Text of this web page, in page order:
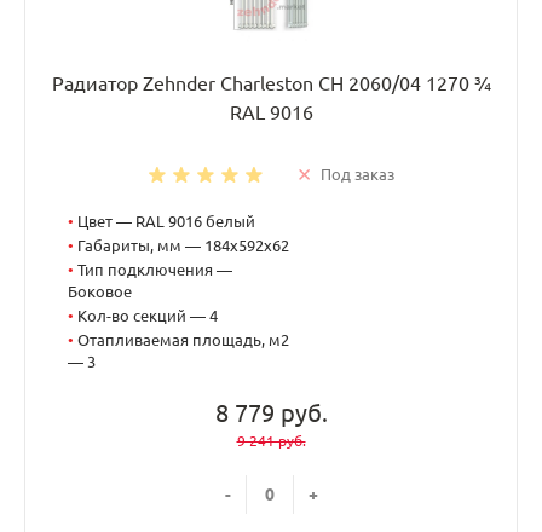
Радиатор Zehnder Charleston CH 2060/04 1270 ¾
RAL 9016
Под заказ
• Цвет — RAL 9016 белый
• Габариты, мм — 184x592x62
• Тип подключения —
Боковое
• Кол-во секций — 4
• Отапливаемая площадь, м2
— 3
8 779 руб.
9 241 руб.
- +